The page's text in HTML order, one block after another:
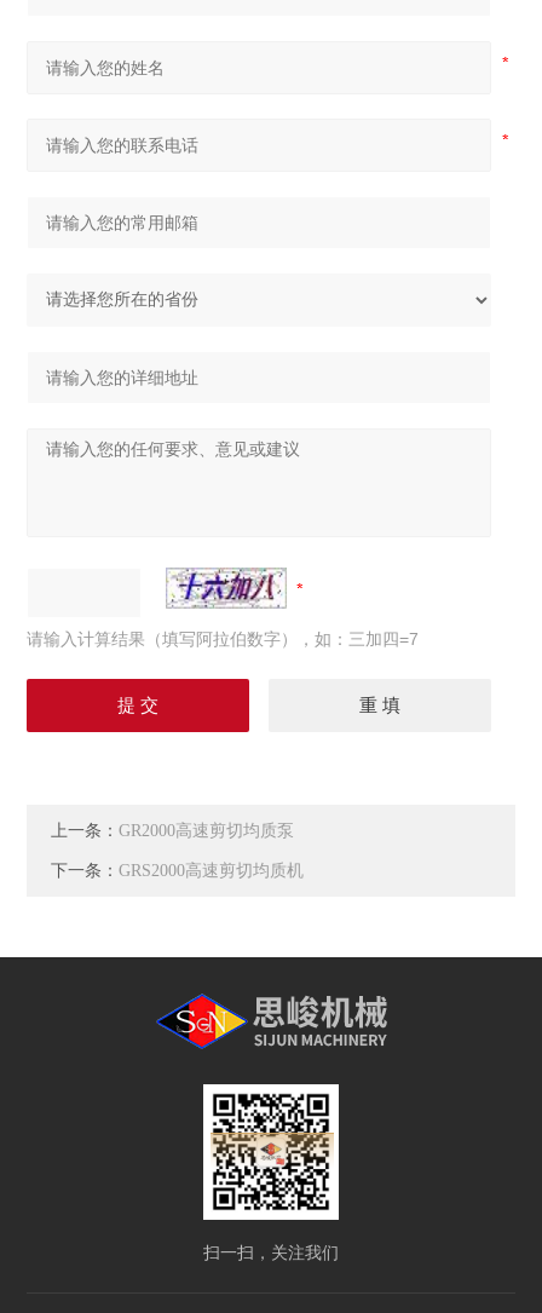
请输入计算结果（填写阿拉伯数字），如：三加四=7
上一条：GR2000高速剪切均质泵
下一条：GRS2000高速剪切均质机
扫一扫，关注我们